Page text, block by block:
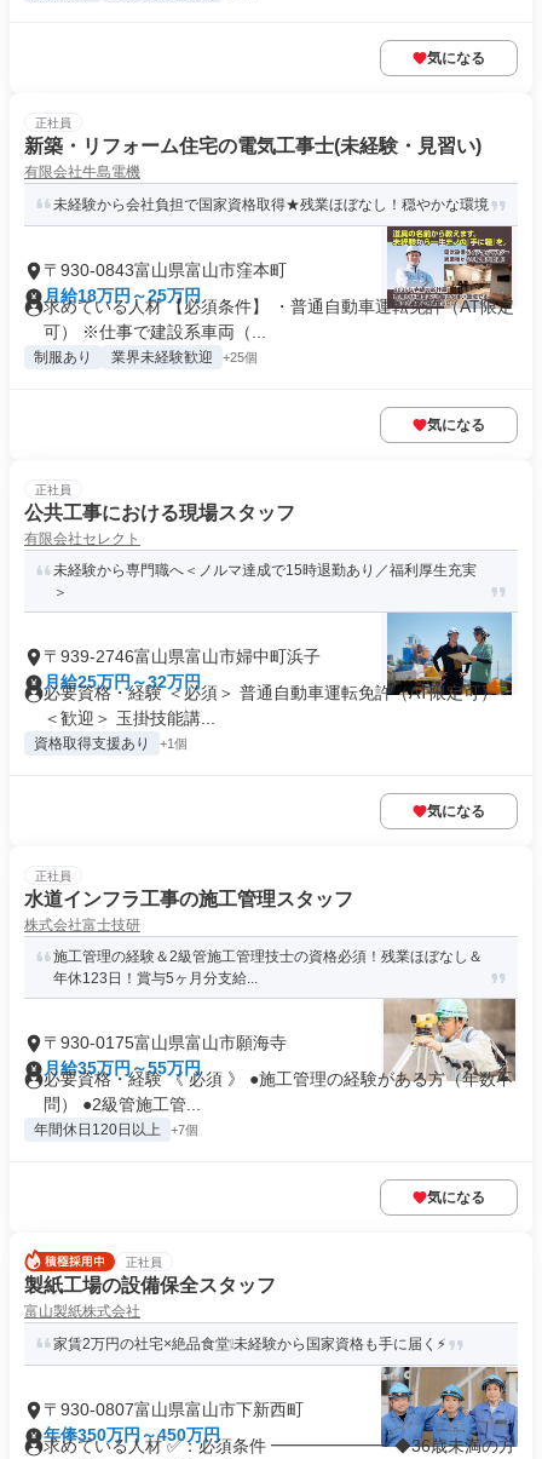
気になる
正社員
新築・リフォーム住宅の電気工事士(未経験・見習い)
有限会社牛島電機
未経験から会社負担で国家資格取得★残業ほぼなし！穏やかな環境
〒930-0843富山県富山市窪本町
月給18万円～25万円
求めている人材 【必須条件】 ・普通自動車運転免許（AT限定
可） ※仕事で建設系車両（...
制服あり 業界未経験歓迎 +25個
気になる
正社員
公共工事における現場スタッフ
有限会社セレクト
未経験から専門職へ＜ノルマ達成で15時退勤あり／福利厚生充実
＞
〒939-2746富山県富山市婦中町浜子
月給25万円～32万円
必要資格・経験 ＜必須＞ 普通自動車運転免許（AT限定可）
＜歓迎＞ 玉掛技能講...
資格取得支援あり +1個
気になる
正社員
水道インフラ工事の施工管理スタッフ
株式会社富士技研
施工管理の経験＆2級管施工管理技士の資格必須！残業ほぼなし＆
年休123日！賞与5ヶ月分支給...
〒930-0175富山県富山市願海寺
月給35万円～55万円
必要資格・経験 《 必須 》 ●施工管理の経験がある方（年数不
問） ●2級管施工管...
年間休日120日以上 +7個
気になる
正社員
製紙工場の設備保全スタッフ
富山製紙株式会社
家賃2万円の社宅×絶品食堂❕未経験から国家資格も手に届く⚡
〒930-0807富山県富山市下新西町
年俸350万円～450万円
求めている人材 ✅：必須条件 ━━━━━━━ ◆36歳未満の方